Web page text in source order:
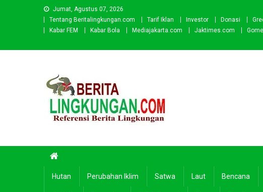
Jumat, Agustus 07, 2026
Tentang Beritalingkungan.com
Tarif Iklan Investor Donasi
Kabar FEM
Kabar Bola Mediajakarta.com Jaktimes.com
Hutan Perubahan Iklim Satwa Laut Bencana